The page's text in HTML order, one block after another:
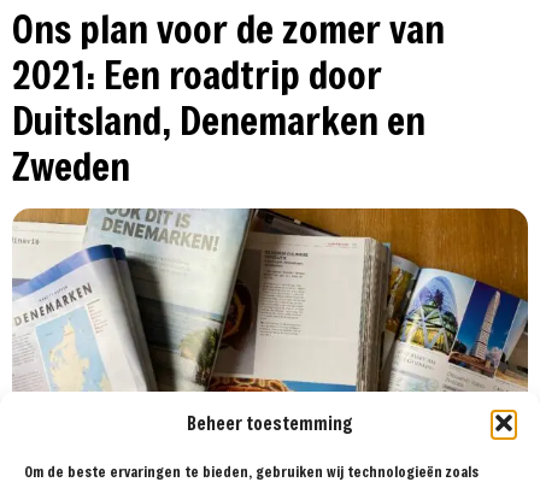
Beheer toestemming
Om de beste ervaringen te bieden, gebruiken wij technologieën zoals
Ons plan voor de zomer van
2021: Een roadtrip door
Duitsland, Denemarken en
Zweden